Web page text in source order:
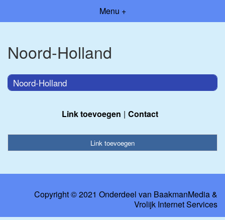
Menu +
Noord-Holland
Noord-Holland
Link toevoegen Contact
Link toevoegen
Copyright © 2021 Onderdeel van BaakmanMedia&
Vrolijk Internet Services